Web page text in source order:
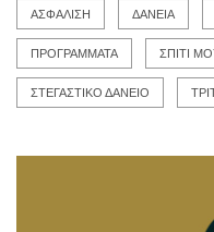
ΑΣΦΑΛΙΣΗ ΔΑΝΕΙΑ
ΠΡΟΓΡΑΜΜΑΤΑ ΣΠΙΤΙ
ΣΤΕΓΑΣΤΙΚΟ ΔΑΝΕΙΟ